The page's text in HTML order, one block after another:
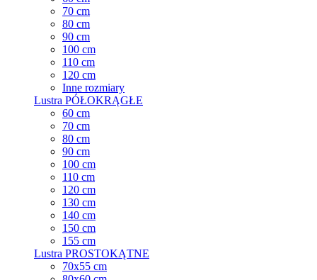
70 cm
80 cm
90 cm
100 cm
110 cm
120 cm
Inne rozmiary
Lustra PÓŁOKRĄGŁE
60 cm
70 cm
80 cm
90 cm
100 cm
110 cm
120 cm
130 cm
140 cm
150 cm
155 cm
Lustra PROSTOKĄTNE
70x55 cm